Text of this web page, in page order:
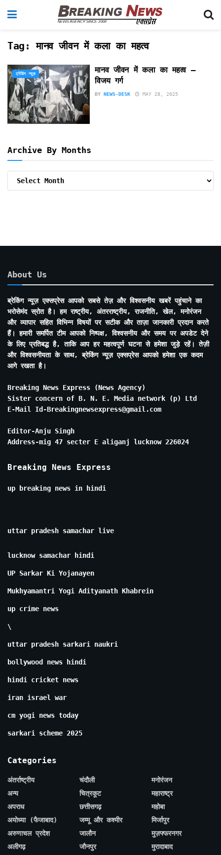
Tag:मानव जीवन में कला का महत्व
ट्रेंडिंग न्यूज़
मानव जीवन में कला का महत्व –
विजय गर्ग
BY NEWS-DESK MAY 28, 2025
Archive By Months
About Us
ब्रेकिंग न्यूज़ एक्सप्रेस आपको सबसे तेज़ और विश्वसनीय खबरें पहुंचाने का
भरोसेमंद स्रोत है। हम राष्ट्रीय, अंतरराष्ट्रीय, राजनीति, खेल, मनोरंजन
और व्यापार सहित विभिन्न विषयों पर सटीक और ताज़ा जानकारी प्रदान करते
हैं। हमारी समर्पित टीम आपको निष्पक्ष, विश्वसनीय और समय पर अपडेट देने
के लिए प्रतिबद्ध है, ताकि आप हर महत्वपूर्ण घटना से हमेशा जुड़े रहें। तेज़ी
और विश्वसनीयता के साथ, ब्रेकिंग न्यूज़ एक्सप्रेस आपको हमेशा एक कदम
आगे रखता है।
Breaking News Express (News Agency)
Sister concern of B. N. E. Media network (p) Ltd
E-Mail Id-Breakingnewsexpress@gmail.com
Editor-Anju Singh
Address-mig 47 secter E aliganj lucknow 226024
Breaking News Express
up breaking news in hindi
uttar pradesh samachar live
lucknow samachar hindi
UP Sarkar Ki Yojanayen
Mukhyamantri Yogi Adityanath Khabrein
up crime news
\
uttar pradesh sarkari naukri
bollywood news hindi
hindi cricket news
iran israel war
cm yogi news today
sarkari scheme 2025
Categories
अंतर्राष्ट्रीय
अन्य
अपराध
अयोध्या (फैजाबाद)
अरुणाचल प्रदेश
अलीगढ़
चंदौली
चित्रकूट
छत्तीसगढ़
जम्मू और कश्मीर
जालौन
जौनपुर
मनोरंजन
महाराष्ट्र
महोबा
मिर्जापुर
मुज़फ्फरनगर
मुरादाबाद